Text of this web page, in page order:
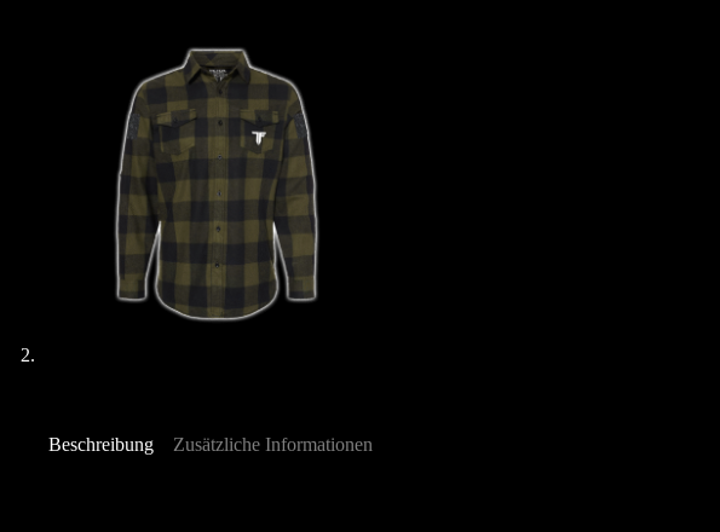
Beschreibung Zusätzliche Informationen